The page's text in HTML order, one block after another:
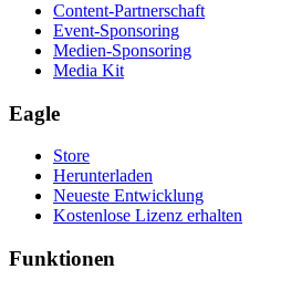
Content-Partnerschaft
Event-Sponsoring
Medien-Sponsoring
Media Kit
Eagle
Store
Herunterladen
Neueste Entwicklung
Kostenlose Lizenz erhalten
Funktionen